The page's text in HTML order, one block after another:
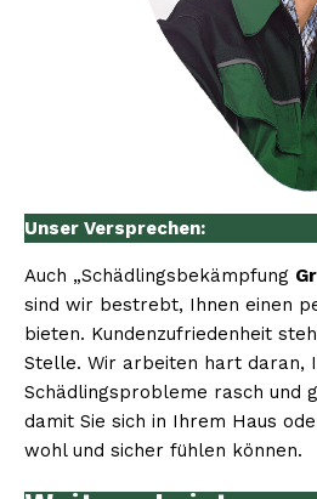
Unser Versprechen:
Auch „Schädlingsbekämpfung
sind wir bestrebt, Ihnen einen
bieten. Kundenzufriedenheit
Stelle. Wir arbeiten hart daran,
Schädlingsprobleme rasch und
damit Sie sich in Ihrem Haus
wohl und sicher fühlen können.